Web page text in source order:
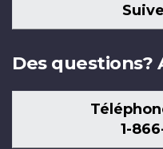
Des questions?
1-